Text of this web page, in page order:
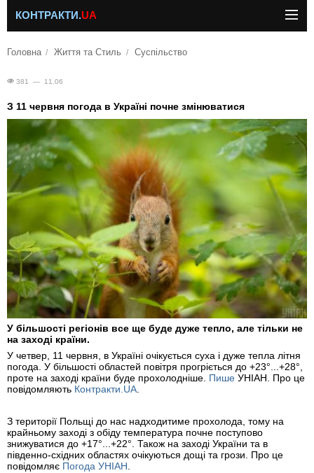
КОНТРАКТИ.UA
Головна Життя та Стиль Суспільство
381 — 11.06
З 11 червня погода в Україні почне змінюватися
У більшості регіонів все ще буде дуже тепло, але тільки не
на заході країни.
У четвер, 11 червня, в Україні очікується суха і дуже тепла літня
погода. У більшості областей повітря прогріється до +23°...+28°,
проте на заході країни буде прохолодніше. Пише УНІАН. Про це
повідомляють Контракти.UA.
З території Польщі до нас надходитиме прохолода, тому на
крайньому заході з обіду температура почне поступово
знижуватися до +17°...+22°. Також на заході України та в
південно-східних областях очікуються дощі та грози. Про це
повідомляє Погода УНІАН.